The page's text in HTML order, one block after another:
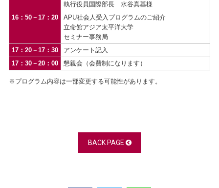
執行役員国際部長 水谷真基様
16：50－17：20
APU社会人受入プログラムのご紹介
立命館アジア太平洋大学
セミナー事務局
17：20－17：30
アンケート記入
17：30－20：00
懇親会（会費制になります）
※プログラム内容は一部変更する可能性があります。
BACK PAGE